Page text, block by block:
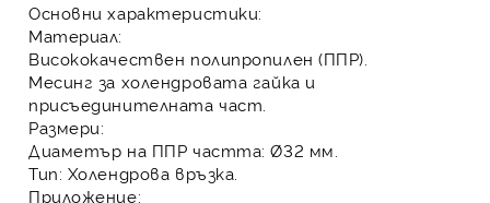
Основни характеристики:
Материал:
Висококачествен полипропилен (ППР)
Месинг за холендровата гайка и
присъединителната част.
Размери:
Диаметър на ППР частта: Ø32 мм.
Тип: Холендрова връзка
Приложение: